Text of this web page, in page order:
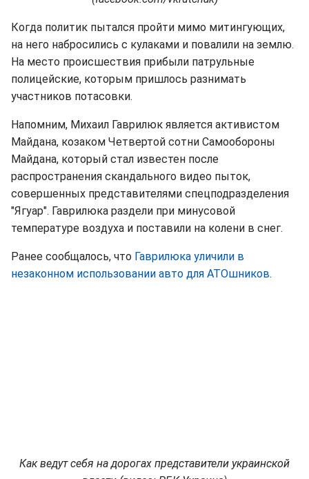
Когда политик пытался пройти мимо митингующих,
на него набросились с кулаками и повалили на землю.
На место происшествия прибыли патрульные
полицейские, которым пришлось разнимать
участников потасовки.
Напомним, Михаил Гаврилюк является активистом
Майдана, козаком Четвертой сотни Самообороны
Майдана, который стал известен после
распространения скандального видео пыток,
совершенных представителями спецподразделения
"Ягуар". Гаврилюка раздели при минусовой
температуре воздуха и поставили на колени в снег.
Ранее сообщалось, что Гаврилюка уличили в
незаконном использовании авто для АТОшников.
Как ведут себя на дорогах представители украинской